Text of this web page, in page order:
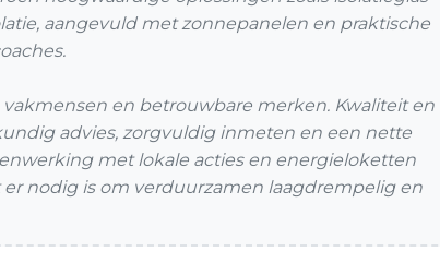
aangevuld met zonnepanelen en praktische
en betrouwbare merken. Kwaliteit en
advies, zorgvuldig inmeten en een nette
met lokale acties en energieloketten
er nodig is om verduurzamen laagdrempelig en